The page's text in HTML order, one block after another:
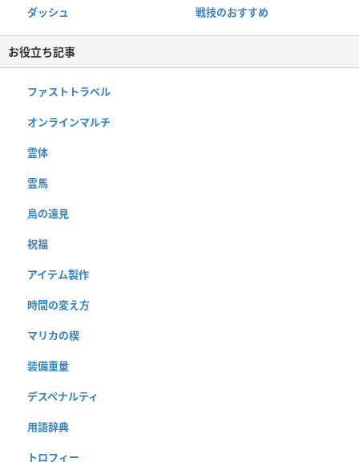
ダッシュ 戦技のおすすめ
お役立ち記事
ファストトラベル
オンラインマルチ
霊体
霊馬
鳥の遠見
祝福
アイテム製作
時間の変え方
マリカの楔
装備重量
デスペナルティ
用語辞典
トロフィー